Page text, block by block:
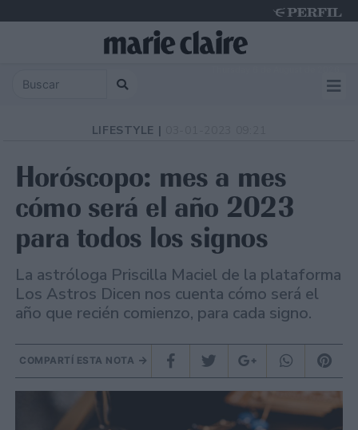
LIFESTYLE |
Horóscopo: mes a mes
cómo será el año 2023
para todos los signos
La astróloga Priscilla Maciel de la plataforma
Los Astros Dicen nos cuenta cómo será el
año que recién comienzo, para cada signo.
COMPARTÍ ESTA NOTA